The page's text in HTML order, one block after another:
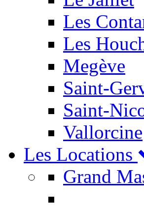
Les
Les
Megève
Saint-
Saint-
Vallorcine
Les Locations
Grand